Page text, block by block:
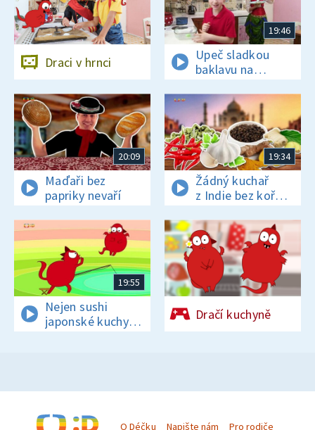
Draci v hrnci
19:46
Upeč sladkou
baklavu na
tureckou oslavu
20:09
Maďaři bez
papriky nevaří
19:34
Žádný kuchař
z Indie bez koření
nežije!
19:55
Nejen sushi
japonské kuchyni
sluší
Dračí kuchyně
O Déčku Napište nám Pro rodiče